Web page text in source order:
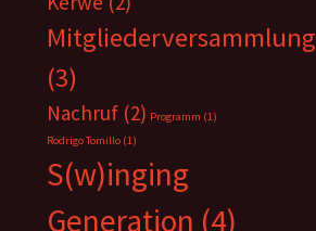
Mitgliederversammlung
(3)
Nachruf (2) Programm (1)
Rodrigo Tomillo (1)
S(w)inging
Generation (4)